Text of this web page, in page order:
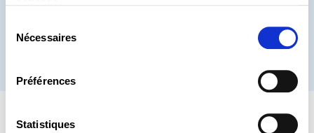
Nécessaires
Préférences
Statistiques